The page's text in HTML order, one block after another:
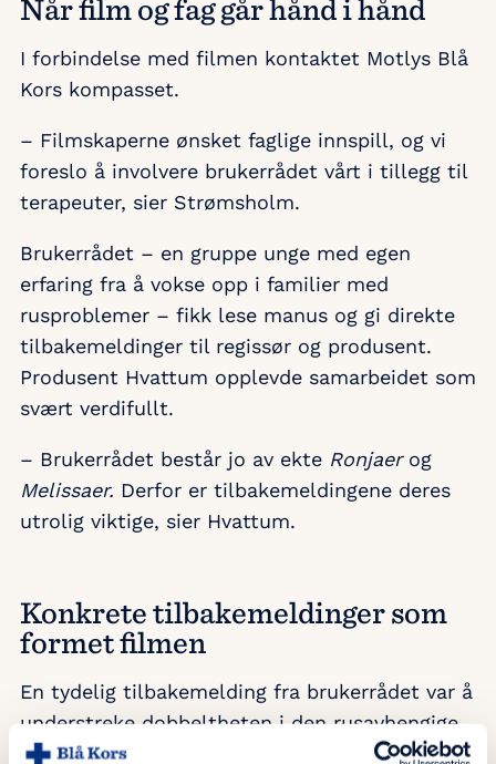
Når film og fag går hånd i hånd
I forbindelse med filmen kontaktet Motlys Blå
Kors kompasset.
– Filmskaperne ønsket faglige innspill, og vi
foreslo å involvere brukerrådet vårt i tillegg til
terapeuter, sier Strømsholm.
Brukerrådet – en gruppe unge med egen
erfaring fra å vokse opp i familier med
rusproblemer – fikk lese manus og gi direkte
tilbakemeldinger til regissør og produsent.
Produsent Hvattum opplevde samarbeidet som
svært verdifullt.
– Brukerrådet består jo av ekte Ronjaerog
Melissaer. Derfor er tilbakemeldingene deres
utrolig viktige, sier Hvattum.
Konkrete tilbakemeldinger som
formet filmen
En tydelig tilbakemelding fra brukerrådet var å
understreke dobbeltheten i den rusavhengige
faren.